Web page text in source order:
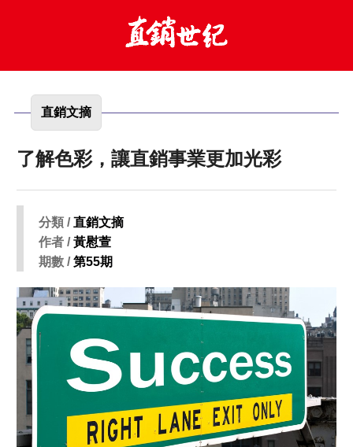
直銷文摘
了解色彩，讓直銷事業更加光彩
分類 /直銷文摘
作者 /黃慰萱
期數 /第55期